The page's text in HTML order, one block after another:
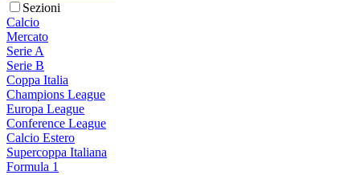
Sezioni
Calcio
Mercato
Serie A
Serie B
Coppa Italia
Champions League
Europa League
Conference League
Calcio Estero
Supercoppa Italiana
Formula 1